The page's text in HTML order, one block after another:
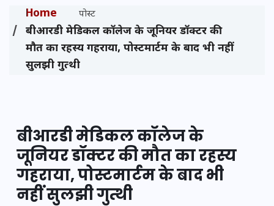
Home पोस्ट
बीआरडी मेडिकल कॉलेज के जूनियर डॉक्टर की
मौत का रहस्य गहराया, पोस्टमार्टम के बाद भी नहीं
सुलझी गुत्थी
बीआरडी मेडिकल कॉलेज के
जूनियर डॉक्टर की मौत का रहस्य
गहराया, पोस्टमार्टम के बाद भी
नहीं सुलझी गुत्थी